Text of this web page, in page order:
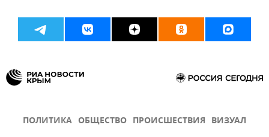
ПОЛИТИКА ОБЩЕСТВО ПРОИСШЕСТВИЯ ВИЗУАЛ